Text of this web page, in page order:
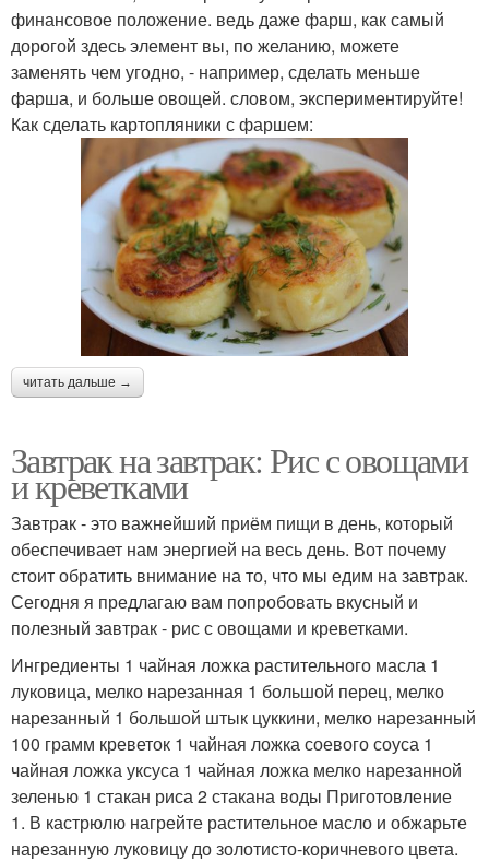
финансовое положение. ведь даже фарш, как самый
дорогой здесь элемент вы, по желанию, можете
заменять чем угодно, - например, сделать меньше
фарша, и больше овощей. словом, экспериментируйте!
Как сделать картопляники с фаршем:
читать дальше →
Завтрак на завтрак: Рис с овощами
и креветками
Завтрак - это важнейший приём пищи в день, который
обеспечивает нам энергией на весь день. Вот почему
стоит обратить внимание на то, что мы едим на завтрак.
Сегодня я предлагаю вам попробовать вкусный и
полезный завтрак - рис с овощами и креветками.
Ингредиенты 1 чайная ложка растительного масла 1
луковица, мелко нарезанная 1 большой перец, мелко
нарезанный 1 большой штык цуккини, мелко нарезанный
100 грамм креветок 1 чайная ложка соевого соуса 1
чайная ложка уксуса 1 чайная ложка мелко нарезанной
зеленью 1 стакан риса 2 стакана воды Приготовление
1. В кастрюлю нагрейте растительное масло и обжарьте
нарезанную луковицу до золотисто-коричневого цвета.